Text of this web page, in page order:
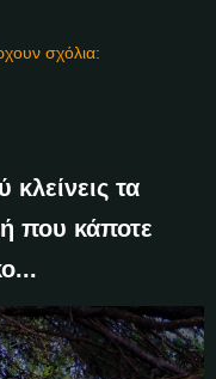
σχόλια:
τα
που κάποτε